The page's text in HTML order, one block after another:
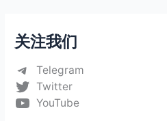
关注我们
Telegram
Twitter
YouTube